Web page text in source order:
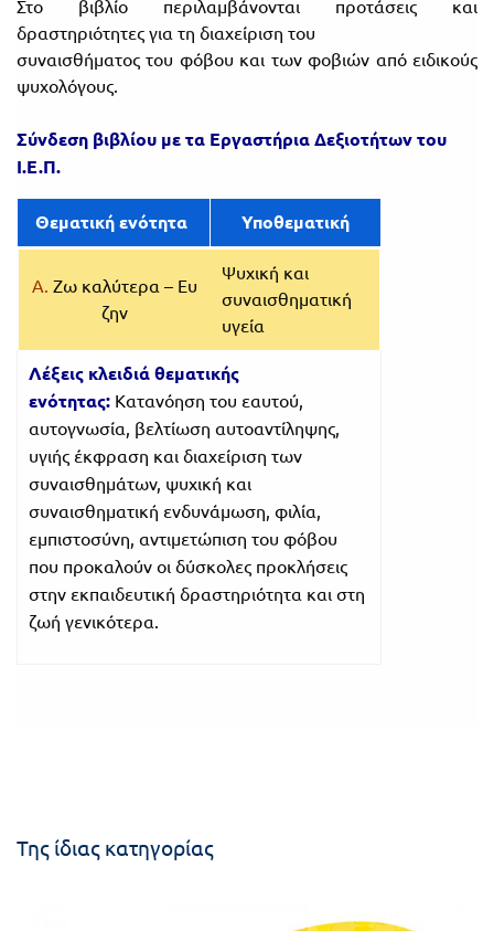
Στο βιβλίο περιλαμβάνονται προτάσεις και
δραστηριότητες για τη διαχείριση του
συναισθήματος του φόβου και των φοβιών από ειδικούς
ψυχολόγους.
Σύνδεση βιβλίου με τα Εργαστήρια Δεξιοτήτων του
Ι.Ε.Π.
Θεματική ενότητα Υποθεματική
Α. Ζω καλύτερα – Ευ
ζην
Ψυχική και
συναισθηματική
υγεία
Λέξεις κλειδιά θεματικής
ενότητας: Κατανόηση του εαυτού,
αυτογνωσία, βελτίωση αυτοαντίληψης,
υγιής έκφραση και διαχείριση των
συναισθημάτων, ψυχική και
συναισθηματική ενδυνάμωση, φιλία,
εμπιστοσύνη, αντιμετώπιση του φόβου
που προκαλούν οι δύσκολες προκλήσεις
στην εκπαιδευτική δραστηριότητα και στη
ζωή γενικότερα.
Της ίδιας κατηγορίας